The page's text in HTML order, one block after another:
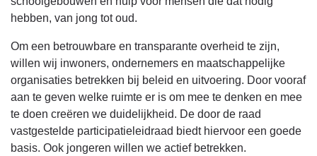
hebben, van jong tot oud.
Om een betrouwbare en transparante overheid te zijn,
willen wij inwoners, ondernemers en maatschappelijke
organisaties betrekken bij beleid en uitvoering. Door vooraf
aan te geven welke ruimte er is om mee te denken en mee
te doen creëren we duidelijkheid. De door de raad
vastgestelde participatieleidraad biedt hiervoor een goede
basis. Ook jongeren willen we actief betrekken.